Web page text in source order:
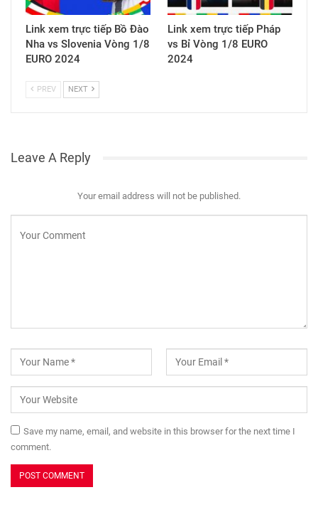
Link xem trực tiếp Bồ Đào
Nha vs Slovenia Vòng 1/8
EURO 2024
Link xem trực tiếp Pháp
vs Bỉ Vòng 1/8 EURO
2024
PREV NEXT
Leave A Reply
Your email address will not be published.
Save my name, email, and website in this browser for the next time I
comment.